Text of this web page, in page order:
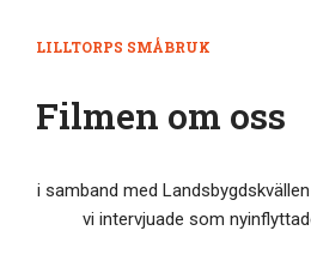
LILLTORPS SMÅBRUK
Filmen om oss
i samband med
vi intervjuade som